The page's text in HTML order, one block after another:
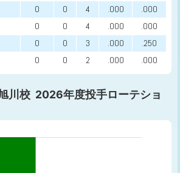
0 0 4 .000 .000
0 0 4 .000 .000
0 0 3 .000 .250
0 0 2 .000 .000
川校 2026年度投手ローテショ